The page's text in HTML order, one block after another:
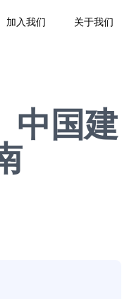
加入我们 关于我们
中国建